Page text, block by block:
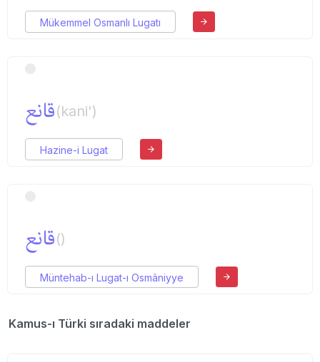
Mükemmel Osmanlı Lugatı
قانع(kani')
Hazine-i Lugat
قانع()
Müntehab-ı Lugat-ı Osmâniyye
Kamus-ı Türki sıradaki maddeler